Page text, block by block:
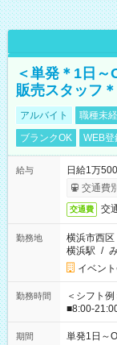
＜単発＊1日
販売スタッフ＊
アルバイト 職種未
ブランクOK
WEB登
給与
日給1万
交通費
交通費 交
勤務地
横浜市西区
横浜駅 /
イベン
勤務時間
＜シフト
■8:00-
期間 単発1日～